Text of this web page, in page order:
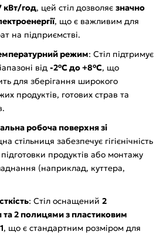
кВт/год, цей стіл дозволяє значно
, що є важливим для
на підприємстві.
режим: Стіл підтримує
від -2°C до +8°C, що
для зберігання широкого
продуктів, готових страв та
робоча поверхня зі
стільниця забезпечує гігієнічність
підготовки продуктів або монтажу
(наприклад, куттера,
: Стіл оснащений 2
2 полицями з пластиковим
, що є стандартним розміром для